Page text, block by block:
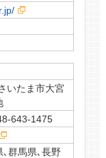
いたま市大宮
643-1475
､群馬県､長野